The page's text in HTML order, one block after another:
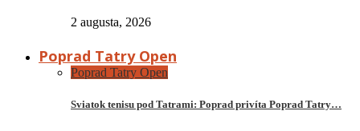
2 augusta, 2026
Poprad Tatry Open
Poprad Tatry Open
Sviatok tenisu pod Tatrami: Poprad privíta Poprad Tatry…